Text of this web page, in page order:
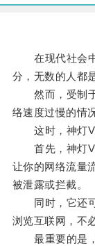
在现代社会中
分，无数的人都
然而，受制于
络速度过慢的情
这时，神灯VP
首先，神灯VP
让你的网络流量
被泄露或拦截。
同时，它还可
浏览互联网，不
最重要的是，